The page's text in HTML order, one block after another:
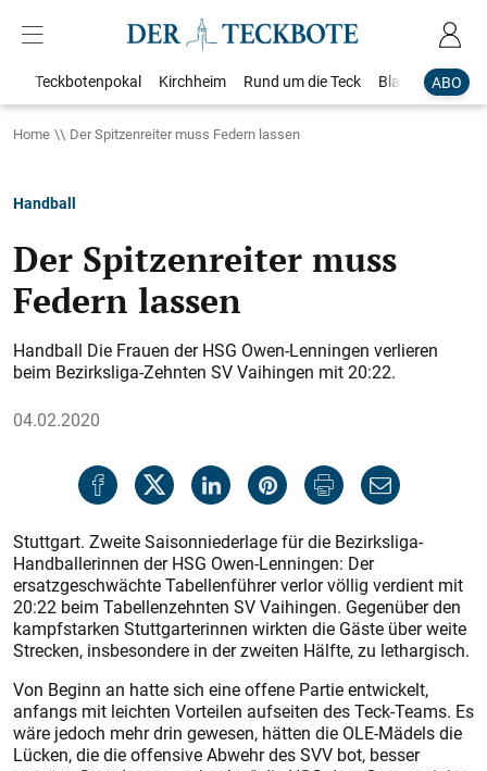
ABO
Teckbotenpokal Kirchheim Rund um die Teck Blaulicht
Home Der Spitzenreiter muss Federn lassen
Handball
Der Spitzenreiter muss
Federn lassen
Handball Die Frauen der HSG Owen-Lenningen verlieren
beim Bezirksliga-Zehnten SV Vaihingen mit 20:22.
04.02.2020
Stuttgart. Zweite Saisonniederlage für die Bezirksliga-
Handballerinnen der HSG Owen-Lenningen: Der
ersatzgeschwächte Tabellenführer verlor völlig verdient mit
20:22 beim Tabellenzehnten SV Vaihingen. Gegenüber den
kampfstarken Stuttgarterinnen wirkten die Gäste über weite
Strecken, insbesondere in der zweiten Hälfte, zu lethargisch.
Von Beginn an hatte sich eine offene Partie entwickelt,
anfangs mit leichten Vorteilen aufseiten des Teck-Teams. Es
wäre jedoch mehr drin gewesen, hätten die OLE-Mädels die
Lücken, die die offensive Abwehr des SVV bot, besser